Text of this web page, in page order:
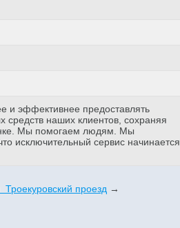
и эффективнее предоставлять
средств наших клиентов, сохраняя
Мы помогаем людям. Мы
исключительный сервис начинается
Троекуровский проезд →